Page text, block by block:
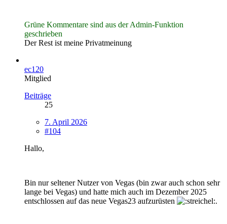
Grüne Kommentare sind aus der Admin-Funktion
geschrieben
Der Rest ist meine Privatmeinung
ec120
Mitglied
Beiträge
25
7. April 2026
#104
Hallo,
Bin nur seltener Nutzer von Vegas (bin zwar auch schon sehr
lange bei Vegas) und hatte mich auch im Dezember 2025
entschlossen auf das neue Vegas23 aufzurüsten
.